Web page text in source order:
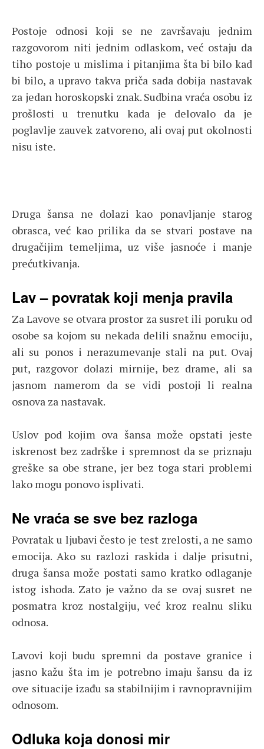
Postoje odnosi koji se ne završavaju jednim
razgovorom niti jednim odlaskom, već ostaju da
tiho postoje u mislima i pitanjima šta bi bilo kad
bi bilo, a upravo takva priča sada dobija nastavak
za jedan horoskopski znak. Sudbina vraća osobu iz
prošlosti u trenutku kada je delovalo da je
poglavlje zauvek zatvoreno, ali ovaj put okolnosti
nisu iste.
Druga šansa ne dolazi kao ponavljanje starog
obrasca, već kao prilika da se stvari postave na
drugačijim temeljima, uz više jasnoće i manje
prećutkivanja.
Lav – povratak koji menja pravila
Za Lavove se otvara prostor za susret ili poruku od
osobe sa kojom su nekada delili snažnu emociju,
ali su ponos i nerazumevanje stali na put. Ovaj
put, razgovor dolazi mirnije, bez drame, ali sa
jasnom namerom da se vidi postoji li realna
osnova za nastavak.
Uslov pod kojim ova šansa može opstati jeste
iskrenost bez zadrške i spremnost da se priznaju
greške sa obe strane, jer bez toga stari problemi
lako mogu ponovo isplivati.
Ne vraća se sve bez razloga
Povratak u ljubavi često je test zrelosti, a ne samo
emocija. Ako su razlozi raskida i dalje prisutni,
druga šansa može postati samo kratko odlaganje
istog ishoda. Zato je važno da se ovaj susret ne
posmatra kroz nostalgiju, već kroz realnu sliku
odnosa.
Lavovi koji budu spremni da postave granice i
jasno kažu šta im je potrebno imaju šansu da iz
ove situacije izađu sa stabilnijim i ravnopravnijim
odnosom.
Odluka koja donosi mir